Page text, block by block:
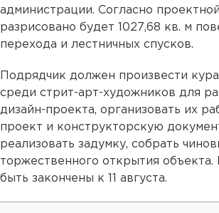
администрации. Согласно
разрисовано будет 1027,68 кв. м
перехода и лестничных спусков.
Подрядчик должен произвести
среди стрит-арт-художников для
дизайн-проекта, организовать их
проект и конструкторскую
реализовать задумку, собрать
торжественного открытия
быть закончены к 11 августа.